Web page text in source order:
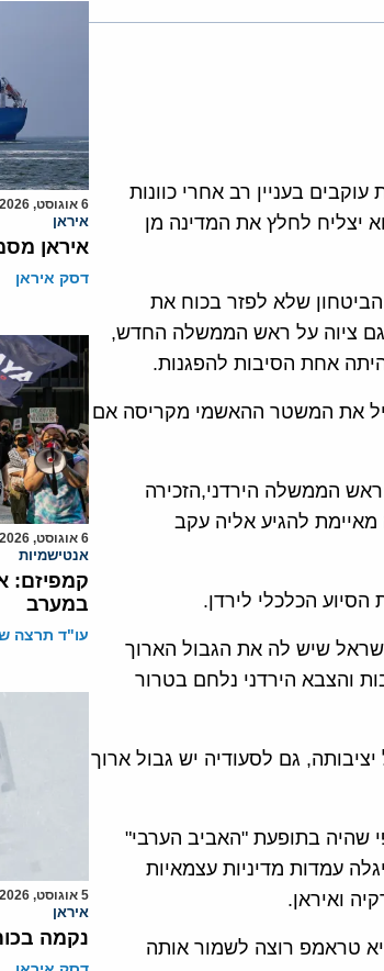
בעניין רב אחרי כוונות
יצליח לחלץ את המדינה מן
שלא לפזר בכוח את
ציוה על ראש הממשלה החדש,
אחת הסיבות להפגנות.
את המשטר ההאשמי מקריסה אם
הממשלה הירדני,הזכירה
להגיע אליה עקב
הסיוע הכלכלי לירדן.
שיש לה את הגבול הארוך
והצבא הירדני נלחם בטרור
גם לסעודיה יש גבול ארוך
שהיה בתופעת "האביב הערבי"
עמדות מדיניות עצמאיות
ואיראן.
טראמפ רוצה לשמור אותה
6 אוגוסט, 2026
איראן
איראן
דסק איראן
6 אוגוסט, 2026
אנטישמיות
קמפיזם:
במערב
עו"ד תרצה
5 אוגוסט, 2026
איראן
נקמה